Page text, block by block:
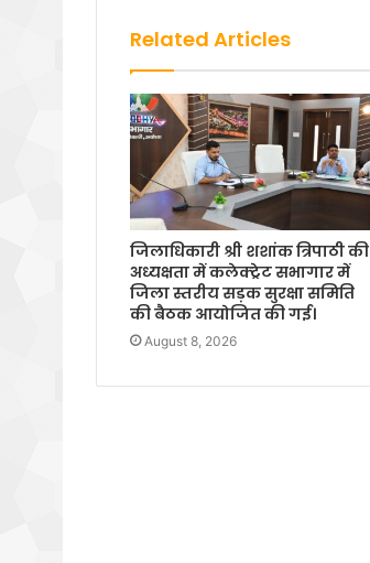
Related Articles
जिलाधिकारी श्री शशांक त्रिपाठी की
अध्यक्षता में कलेक्ट्रेट सभागार में
जिला स्तरीय सड़क सुरक्षा समिति
की बैठक आयोजित की गई।
August 8, 2026